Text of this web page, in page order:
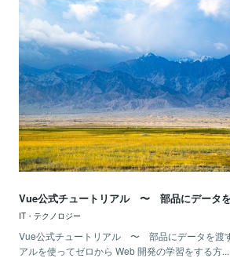
Vue公式チュートリアル 〜 部品にデータ
IT・テクノロジー
Vue公式チュートリアル 〜 部品にデータを渡
アルを使ってゼロから Web 開発の学習をする方...